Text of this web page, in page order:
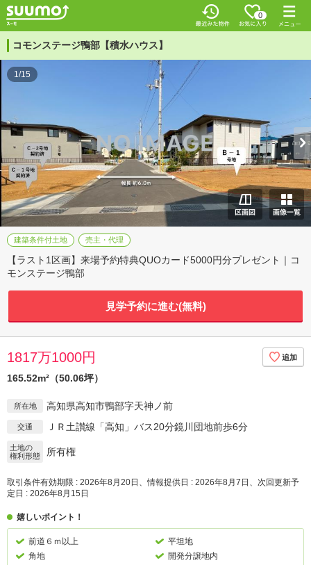
0
コモンステージ鴨部【積水ハウス】
1/15
建築条件付土地 売主・代理
【ラスト1区画】来場予約特典QUOカード5000円分プレゼント｜コ
モンステージ鴨部
見学予約に進む(無料)
1817万1000円
165.52m²（50.06坪）
所在地 高知県高知市鴨部字天神ノ前
交通 ＪＲ土讃線「高知」バス20分鏡川団地前歩6分
土地の
権利形態
所有権
取引条件有効期限 : 2026年8月20日、情報提供日 : 2026年8月7日、次回更新予
定日 : 2026年8月15日
嬉しいポイント！
前道６ｍ以上
平坦地
角地
開発分譲地内